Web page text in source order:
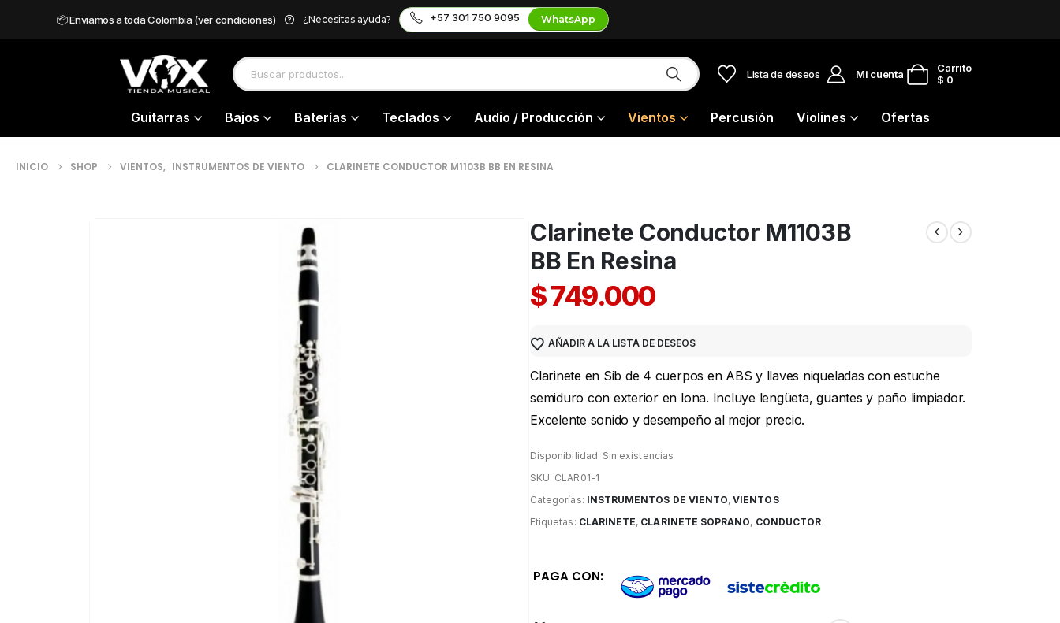
📦 Enviamos a toda Colombia (ver condiciones) ¿Necesitas ayuda? +57 301 750 9095 WhatsApp
Lista de deseos Mi cuenta
Carrito
$ 0
Guitarras Bajos Baterías Teclados Audio / Producción Vientos Percusión Violines Ofertas
INICIO SHOP VIENTOS, INSTRUMENTOS DE VIENTO CLARINETE CONDUCTOR M1103B BB EN RESINA
Clarinete Conductor M1103B
BB En Resina
$749.000
AÑADIR A LA LISTA DE DESEOS
Clarinete en Sib de 4 cuerpos en ABS y llaves niqueladas con estuche
semiduro con exterior en lona. Incluye lengüeta, guantes y paño limpiador.
Excelente sonido y desempeño al mejor precio.
Disponibilidad: Sin existencias
SKU: CLAR01-1
Categorías: INSTRUMENTOS DE VIENTO,VIENTOS
Etiquetas: CLARINETE, CLARINETE SOPRANO, CONDUCTOR
PAGA CON: